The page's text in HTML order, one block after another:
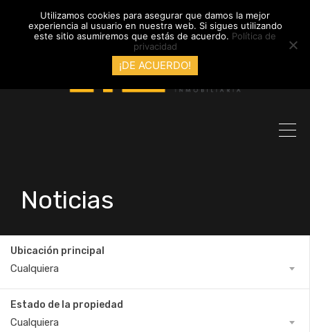
info@inmobiliariadyl.com
Noticias
Ubicación principal
Cualquiera
Estado de la propiedad
Cualquiera
Utilizamos cookies para asegurar que damos la mejor
experiencia al usuario en nuestra web. Si sigues utilizando
este sitio asumiremos que estás de acuerdo. Política de
privacidad
¡DE ACUERDO!